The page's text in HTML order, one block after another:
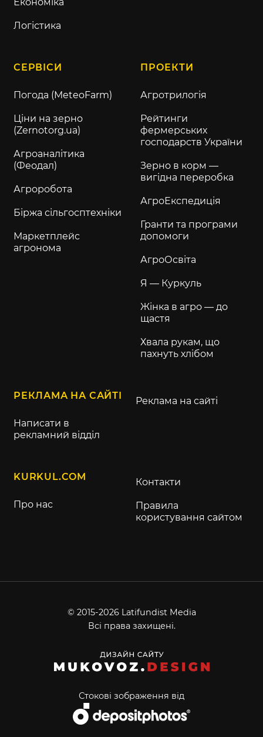
Логістика
СЕРВІСИ
Погода (MeteoFarm)
Ціни на зерно
(Zernotorg.ua)
Агроаналітика
(Феодал)
Агроробота
Біржа сільгосптехніки
Маркетплейс
агронома
ПРОЕКТИ
Агротрилогія
Рейтинги
фермерських
господарств України
Зерно в корм —
вигідна переробка
АгроЕкспедиція
Гранти та програми
допомоги
АгроОсвіта
Я — Куркуль
Жінка в агро — до
щастя
Хвала рукам, що
пахнуть хлібом
РЕКЛАМА НА САЙТІ
Написати в
рекламний відділ
Реклама на сайті
KURKUL.COM
Про нас
Контакти
Правила
користування сайтом
© 2015-2026 Latifundist Media
Всі права захищені.
Стокові зображення від